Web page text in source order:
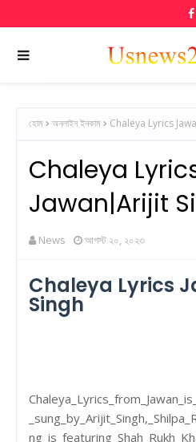
হোম অনলাইন ইনকাম Chaleya Lyrics
Chaleya
Jawan|Arijit
News আগস্ট ২০, ২০২৩
Chaleya Lyrics
Singh